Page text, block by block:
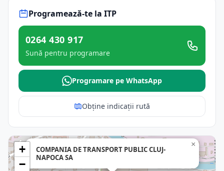
Programează-te la ITP
0264 430 917
Sună pentru programare
Programare pe WhatsApp
Obține indicații rută
COMPANIA DE TRANSPORT PUBLIC CLUJ-
NAPOCA SA
×
+
−